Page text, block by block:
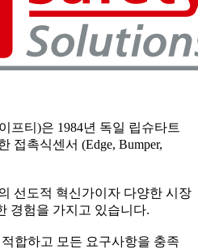
프티)은 1984년 독일 립슈타트
접촉식센서 (Edge, Bumper,
선도적 혁신가이자 다양한 시장
경험을 가지고 있습니다.
합하고 모든 요구사항을 충족